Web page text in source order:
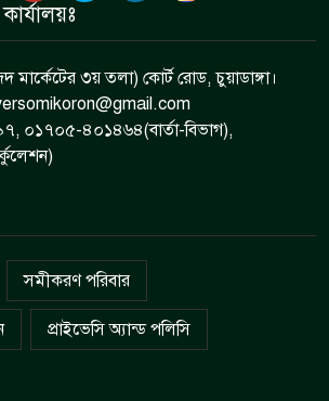
মার্কেটের ৩য় তলা) কোর্ট রোড, চুয়াডাঙ্গা।
০১৭০৫-৪০১৪৬৪(বার্তা-বিভাগ),
সমীকরণ পরিবার
প্রাইভেসি অ্যান্ড পলিসি